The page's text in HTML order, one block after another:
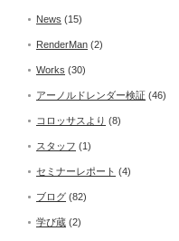
News (15)
RenderMan (2)
Works (30)
アーノルドレンダー検証 (46)
コロッサスより (8)
スタッフ (1)
セミナーレポート (4)
ブログ (82)
学び蔵 (2)